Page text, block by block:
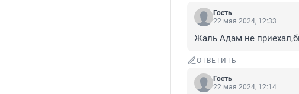
Гость
22 мая 2024, 12:33
Жаль Адам не
ОТВЕТИТЬ
Гость
22 мая 2024, 12:14